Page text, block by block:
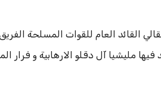
القائد العام للقوات المسلحة
مليشيا آل دقلو الارهابية و فرار